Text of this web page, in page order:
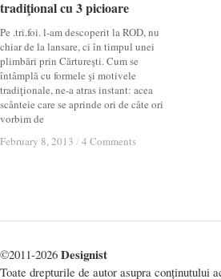
tradiţional cu 3 picioare
Pe .tri.foi. l-am descoperit la ROD, nu
chiar de la lansare, ci în timpul unei
plimbări prin Cărtureşti. Cum se
întâmplă cu formele şi motivele
tradiţionale, ne-a atras instant: acea
scânteie care se aprinde ori de câte ori
vorbim de
February 8, 2013 / 4 Comments
tradiţional cu 3 picioare
February 8, 2013 / 4 Comments
©2011-2026 Designist
Toate drepturile de autor asupra conținutului